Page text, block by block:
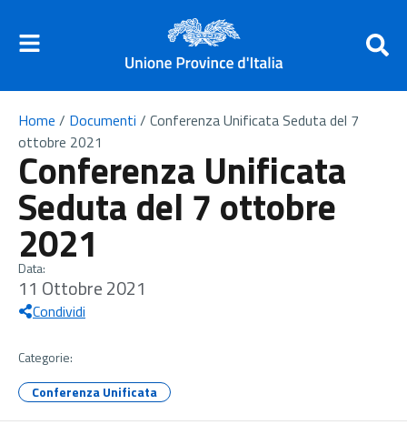
Home / Documenti / Conferenza Unificata Seduta del 7
ottobre 2021
Conferenza Unificata
Seduta del 7 ottobre
2021
Data:
11 Ottobre 2021
Condividi
Categorie:
Conferenza Unificata